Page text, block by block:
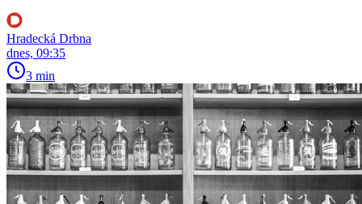
Hradecká Drbna
dnes, 09:35
3 min